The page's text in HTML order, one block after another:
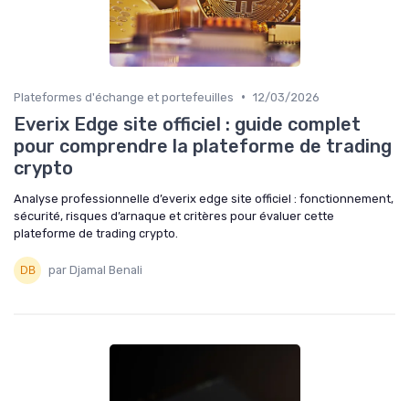
Plateformes d'échange et portefeuilles • 12/03/2026
Everix Edge site officiel : guide complet
pour comprendre la plateforme de trading
crypto
Analyse professionnelle d’everix edge site officiel : fonctionnement,
sécurité, risques d’arnaque et critères pour évaluer cette
plateforme de trading crypto.
par Djamal Benali